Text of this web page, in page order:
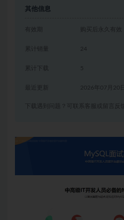
其他信息
有效期 购买后永久有效
累计销量 24
累计下载 5
2026年07月20日
下载遇到问题？可联系客服或留言反馈